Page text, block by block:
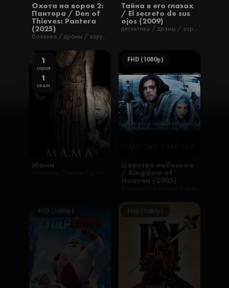
Охота на воров 2:
Пантера / Den of
Thieves: Pantera
(2025)
боевики / драмы / зарубежные / криминал / триллеры / фильмы
Тайна в его глазах
/ El secreto de sus
ojos (2009)
детективы / драмы / зарубежные / мелодрамы / романтические / триллеры / фильмы / русские
Мама
1
серия
1
сезон
Царство небесное
/ Kingdom of
Heaven (2005)
FHD (1080p)
FHD (1080p)